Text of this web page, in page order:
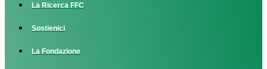
La Ricerca FFC
Sostienici
La Fondazione